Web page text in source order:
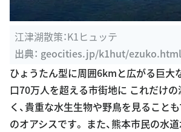
江津湖散策：K1ヒュッテ
出典： geocities.jp/k1hut/ezuko.html
ひょうたん型に周囲6kmと広がる巨大な
口70万人を超える市街地に これだけ
く、貴重な水生生物や野鳥を見ること
のオアシスです。 また、熊本市民の水